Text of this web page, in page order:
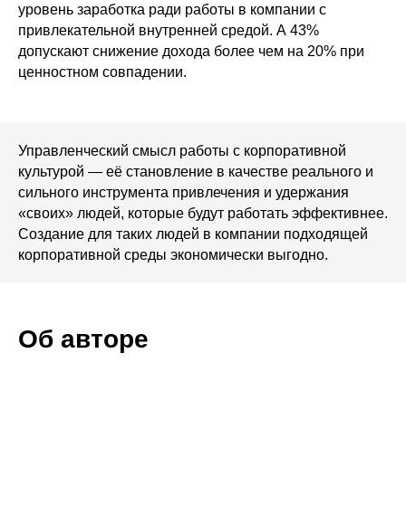
уровень заработка ради работы в компании с
привлекательной внутренней средой. А 43%
допускают снижение дохода более чем на 20% при
ценностном совпадении.
Управленческий смысл работы с корпоративной
культурой — её становление в качестве реального и
сильного инструмента привлечения и удержания
«своих» людей, которые будут работать эффективнее.
Создание для таких людей в компании подходящей
корпоративной среды экономически выгодно.
Об авторе
©2022-2026 S-Q-N.RU
ПОЛИТИКА ОБРАБОТКИ
ПЕРСОНАЛЬНЫХ ДАННЫХ
СОГЛАСИЕ НА ОБРАБОТКУ